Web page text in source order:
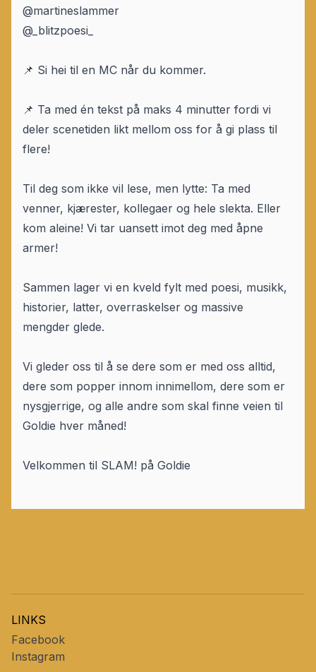
@martineslammer
@_blitzpoesi_
📌 Si hei til en MC når du kommer.
📌 Ta med én tekst på maks 4 minutter fordi vi
deler scenetiden likt mellom oss for å gi plass til
flere!
Til deg som ikke vil lese, men lytte: Ta med
venner, kjærester, kollegaer og hele slekta. Eller
kom aleine! Vi tar uansett imot deg med åpne
armer!
Sammen lager vi en kveld fylt med poesi, musikk,
historier, latter, overraskelser og massive
mengder glede.
Vi gleder oss til å se dere som er med oss alltid,
dere som popper innom innimellom, dere som er
nysgjerrige, og alle andre som skal finne veien til
Goldie hver måned!
Velkommen til SLAM! på Goldie
LINKS
Facebook
Instagram